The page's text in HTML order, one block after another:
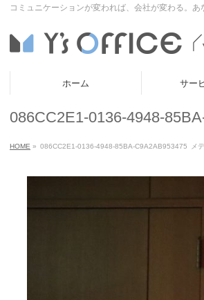
コミュニケーションが変われば、会社が変わる。
ホーム サー
086CC2E1-0136-4948-
HOME » 086CC2E1-0136-4948-85BA-C9A2AB953475 メ